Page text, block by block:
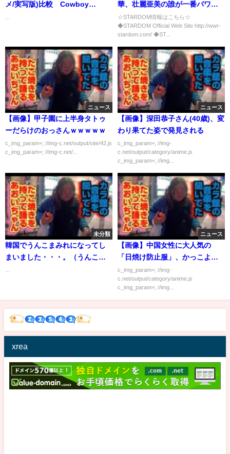
メ/実写版)比較 Cowboy
華、壮麗亜美の誰が一番パワー
があるのか！？【STARDOM】
☆STARDOM情報はこちら☆
◆STARDOM Official Web Site http://wwr-
stardom.com/ ◆ST...
ニュース
【画像】甲子園に上半身タトゥ
ーだらけのおっさんｗｗｗｗｗ
c_img_param=; //img-c.net/output/site/42.js
c_img_param=; //img-c.net/...
ニュース
【画像】深田恭子さん(40歳)、変
わり果てた姿で発見される
c_img_param=; //img-
c.net/output/category/anime.js
c_img_param=; //img...
未分類
韓国でうんこまみれになってし
まいました・・・。（うんこミ
ニュース
【画像】中国女性に大人気の
「日焼け防止服」、かっこよす
ぎる
c_img_param=; //img-
c.net/output/category/anime.js
c_img_param=; //img...
xrea